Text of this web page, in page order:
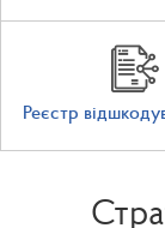
Реєстр